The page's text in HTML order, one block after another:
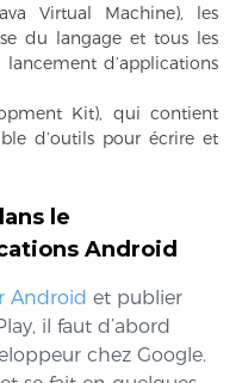
Virtual Machine), les
du langage et tous les
lancement d’applications
Kit), qui contient
d’outils pour écrire et
le
Android
Android et publier
il faut d’abord
chez Google.